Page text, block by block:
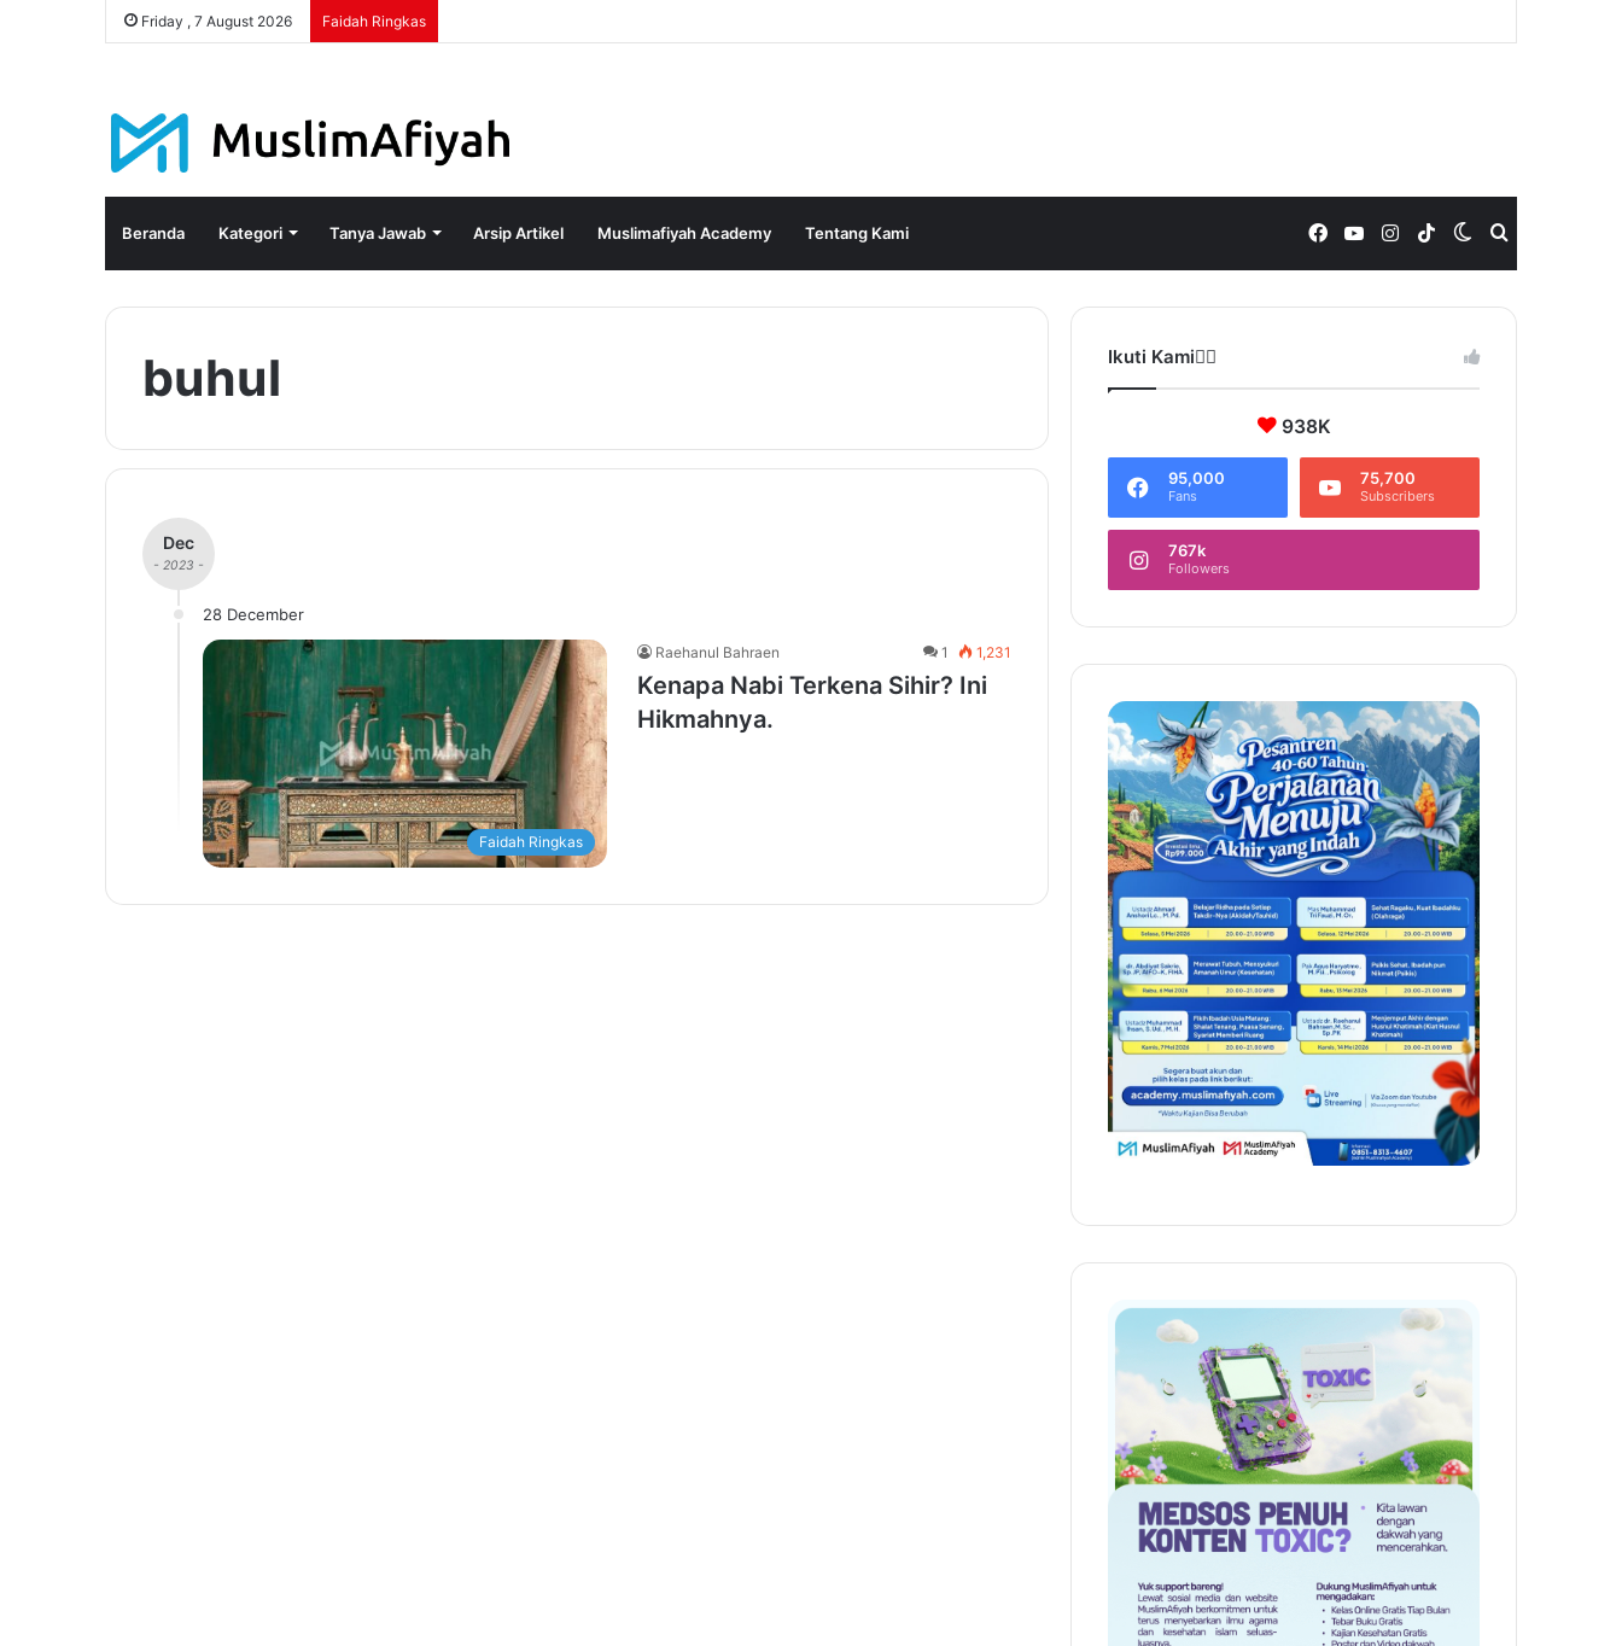
Friday , 7 August 2026 Faidah Ringkas
Beranda Kategori Tanya Jawab Arsip Artikel Muslimafiyah Academy Tentang Kami Switch
skin
TikTok
Instagram
YouTube
Facebook
buhul
Dec
- 2023 -
28 December
Faidah Ringkas
Raehanul Bahraen 1 1,231
Kenapa Nabi Terkena Sihir? Ini
Hikmahnya.
Ikuti Kami❤️‍🔥
938K
95,000
Fans
75,700
Subscribers
767k
Followers